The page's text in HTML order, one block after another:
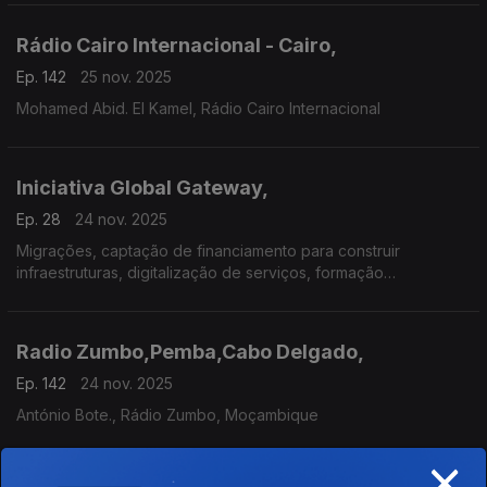
Rádio Cairo Internacional - Cairo,
Ep. 142
25 nov. 2025
Mohamed Abid. El Kamel, Rádio Cairo Internacional
Iniciativa Global Gateway,
Ep. 28
24 nov. 2025
Migrações, captação de financiamento para construir
infraestruturas, digitalização de serviços, formação
Radio Zumbo,Pemba,Cabo Delgado,
Ep. 142
24 nov. 2025
António Bote., Rádio Zumbo, Moçambique